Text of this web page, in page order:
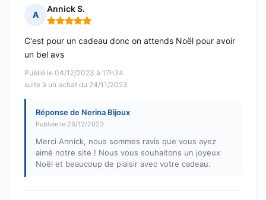
A
Annick S.
Note : 5 sur 5
Publié le 04/12/2023 à 17h34
suite à un achat du 24/11/2023
C'est pour un cadeau donc on attends Noël pour avoir
un bel avs
Réponse de Nerina Bijoux
Publiée le 28/12/2023
Merci Annick, nous sommes ravis que vous ayez
aimé notre site ! Nous vous souhaitons un joyeux
Noël et beaucoup de plaisir avec votre cadeau.